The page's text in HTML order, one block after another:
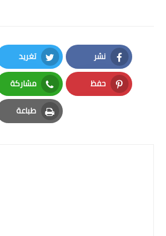
نشر
Facebook
تغريد
Twitter
حفظ
Pinterest
مشاركة
Whatsapp
طباعة
Print